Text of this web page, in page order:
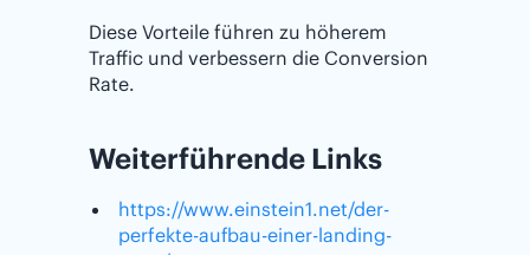
Diese Vorteile führen zu höherem
Traffic und verbessern die Conversion
Rate.
Weiterführende Links
https://www.einstein1.net/der-
perfekte-aufbau-einer-landing-